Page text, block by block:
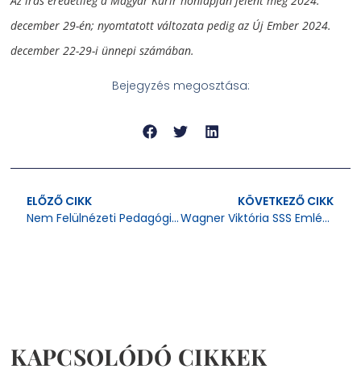
december 29-én; nyomtatott változata pedig az Új Ember 2024.
december 22-29-i ünnepi számában.
Bejegyzés megosztása:
ELŐZŐ CIKK
Nem Felülnézeti Pedagógia – Beszélgetés A Családi Életre Nevelés Programról
KÖVETKEZŐ CIKK
Wagner Viktória SSS Emlékest
KAPCSOLÓDÓ CIKKEK